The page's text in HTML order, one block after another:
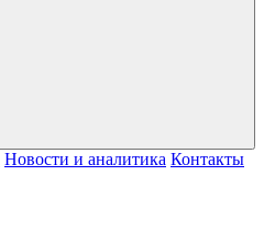
Новости и аналитика Контакты